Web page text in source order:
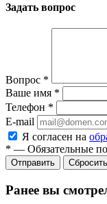
Задать вопрос
Вопрос *
Ваше имя *
Телефон *
E-mail
Я согласен на
* — Обязательные
Сбросить
Ранее вы